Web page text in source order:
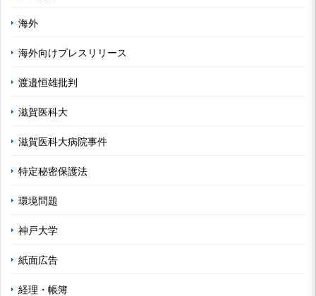
海外
海外向けプレスリリース
渡邉恒雄批判
滋賀医科大
滋賀医科大病院事件
特定秘密保護法
環境問題
神戸大学
紙面広告
経理・帳簿